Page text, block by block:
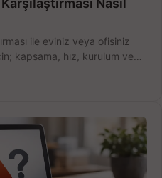
Nasıl
ile eviniz veya ofisiniz
kapsama, hız, kurulum ve